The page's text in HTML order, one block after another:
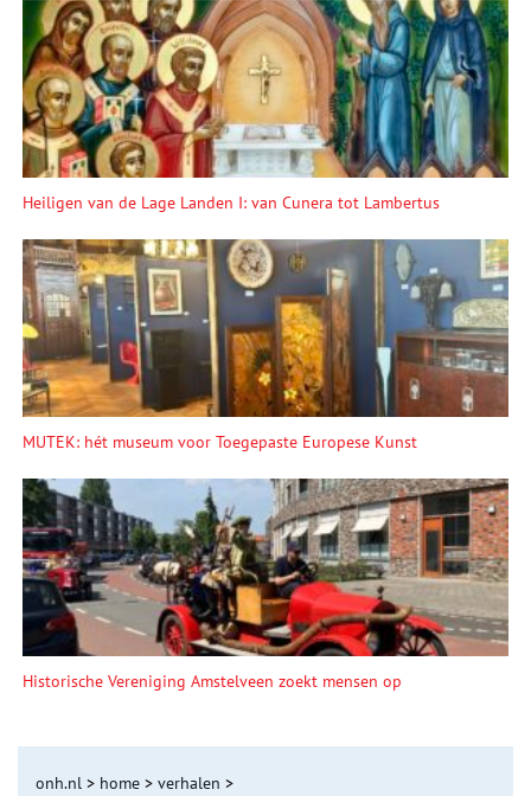
Heiligen van de Lage Landen I: van Cunera tot Lambertus
MUTEK: hét museum voor Toegepaste Europese Kunst
Historische Vereniging Amstelveen zoekt mensen op
onh.nl > home > verhalen >